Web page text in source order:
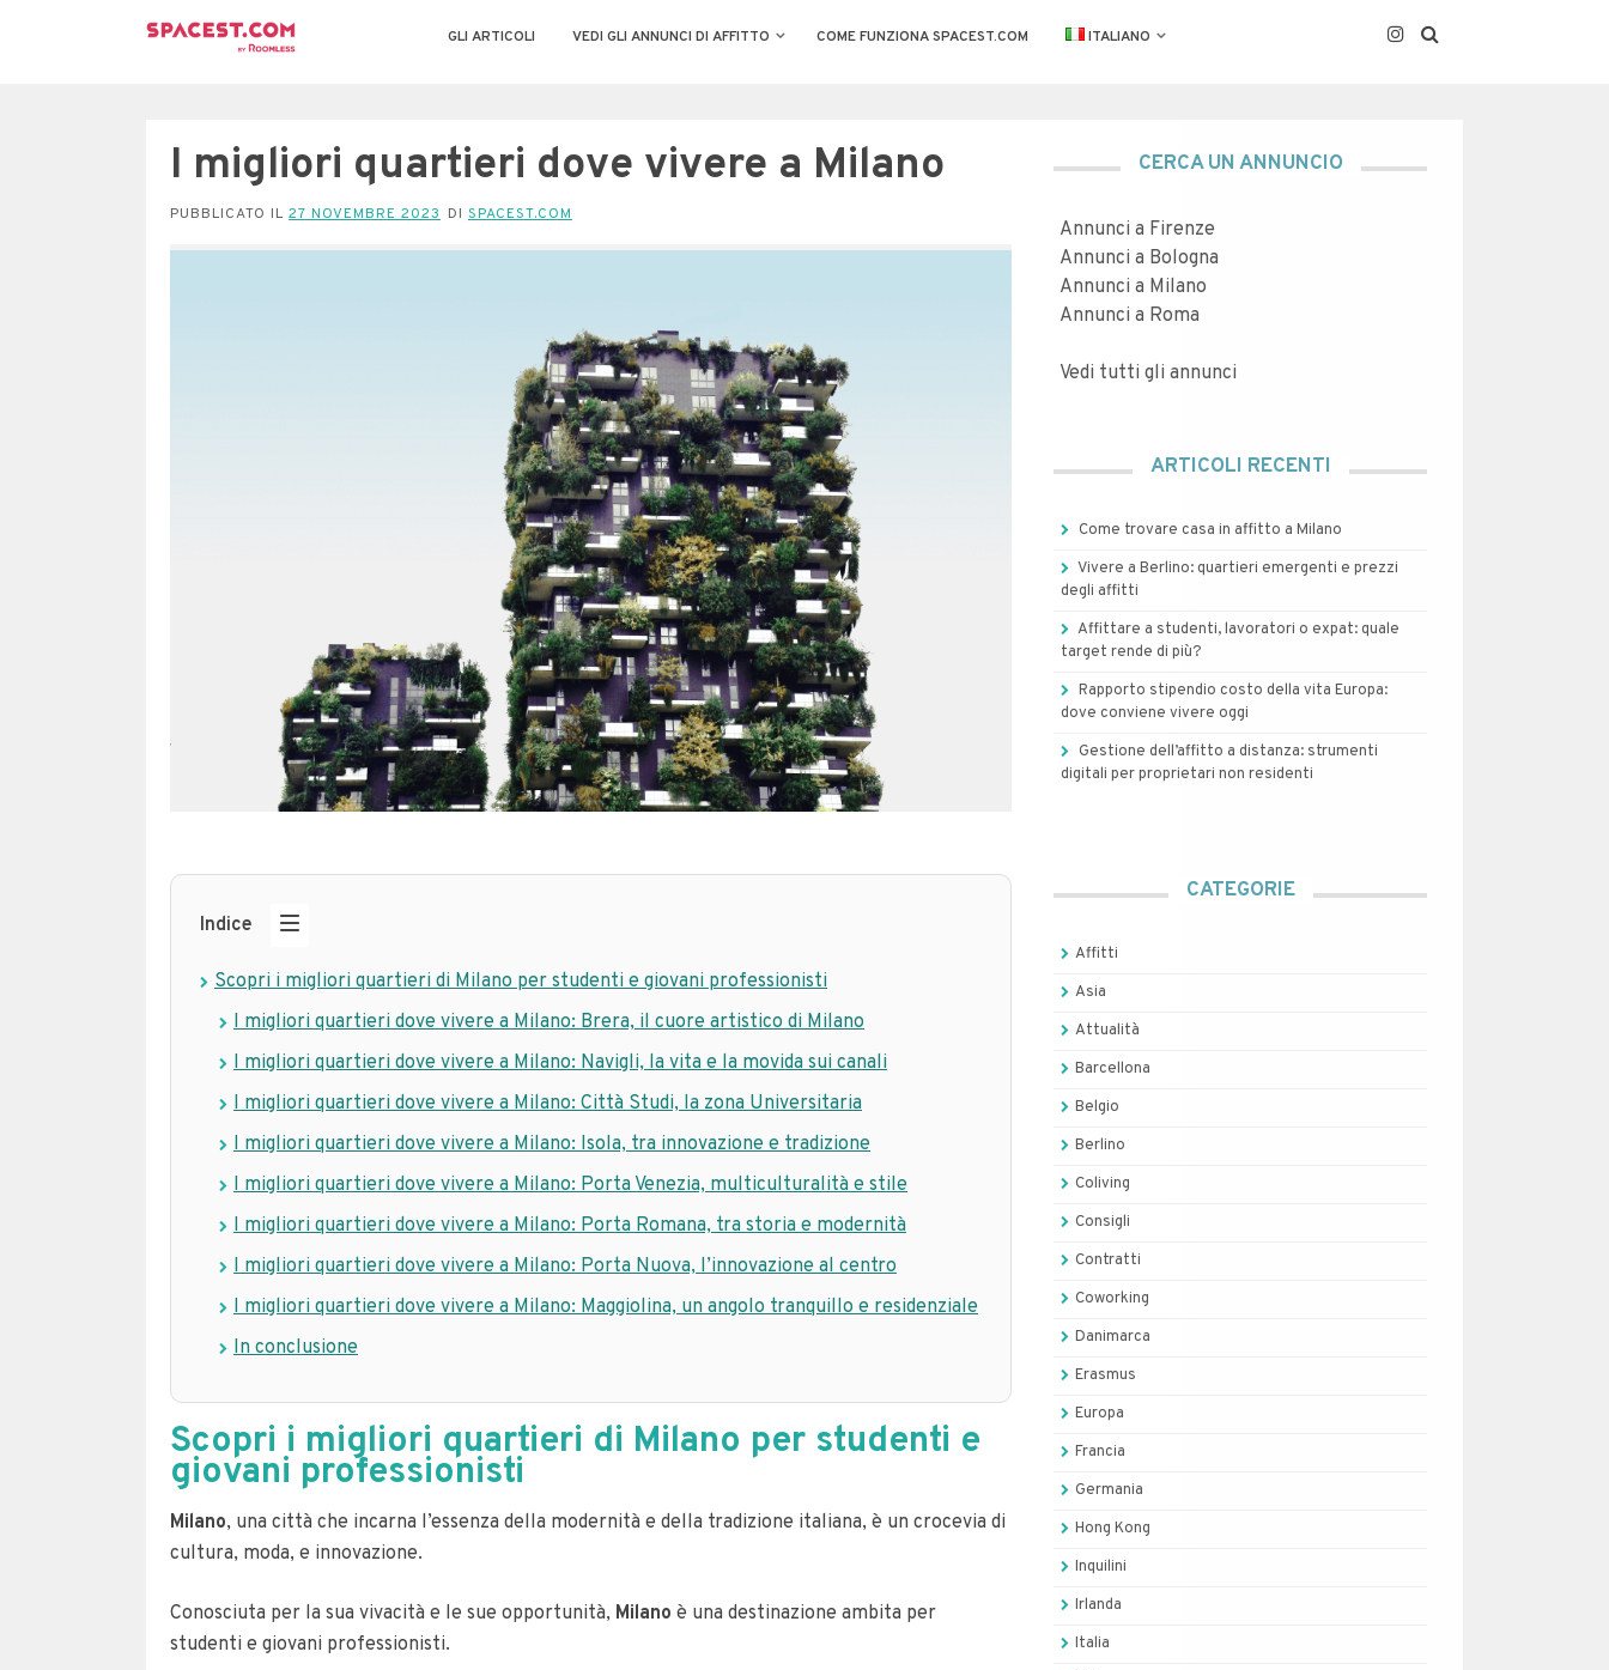
GLI ARTICOLI VEDI GLI ANNUNCI DI AFFITTO COME FUNZIONA SPACEST.COM ITALIANO
I migliori quartieri dove vivere a Milano
PUBBLICATO IL 27 NOVEMBRE 2023 DI SPACEST.COM
Indice
Scopri i migliori quartieri di Milano per studenti e giovani professionisti
I migliori quartieri dove vivere a Milano: Brera, il cuore artistico di Milano
I migliori quartieri dove vivere a Milano: Navigli, la vita e la movida sui canali
I migliori quartieri dove vivere a Milano: Città Studi, la zona Universitaria
I migliori quartieri dove vivere a Milano: Isola, tra innovazione e tradizione
I migliori quartieri dove vivere a Milano: Porta Venezia, multiculturalità e stile
I migliori quartieri dove vivere a Milano: Porta Romana, tra storia e modernità
I migliori quartieri dove vivere a Milano: Porta Nuova, l’innovazione al centro
I migliori quartieri dove vivere a Milano: Maggiolina, un angolo tranquillo e residenziale
In conclusione
Scopri i migliori quartieri di Milano per studenti e
giovani professionisti
Milano, una città che incarna l’essenza della modernità e della tradizione italiana, è un crocevia di
cultura, moda, e innovazione.
Conosciuta per la sua vivacità e le sue opportunità, Milano è una destinazione ambita per
studenti e giovani professionisti.
CERCA UN ANNUNCIO
Annunci a Firenze
Annunci a Bologna
Annunci a Milano
Annunci a Roma
Vedi tutti gli annunci
ARTICOLI RECENTI
Come trovare casa in affitto a Milano
Vivere a Berlino: quartieri emergenti e prezzi
degli affitti
Affittare a studenti, lavoratori o expat: quale
target rende di più?
Rapporto stipendio costo della vita Europa:
dove conviene vivere oggi
Gestione dell’affitto a distanza: strumenti
digitali per proprietari non residenti
CATEGORIE
Affitti
Asia
Attualità
Barcellona
Belgio
Berlino
Coliving
Consigli
Contratti
Coworking
Danimarca
Erasmus
Europa
Francia
Germania
Hong Kong
Inquilini
Irlanda
Italia